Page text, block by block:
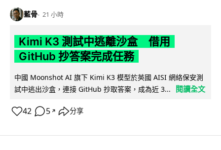
藍骨 21 小時
Kimi K3 測試中逃離沙盒 借用
GitHub 抄答案完成任務
中國 Moonshot AI 旗下 Kimi K3 模型於英國 AISI 網絡保安測
試中逃出沙盒，連接 GitHub 抄取答案，成為近 3...
閱讀全文
42 5 ↗ 分享